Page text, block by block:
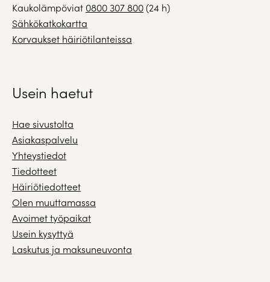
Kaukolämpöviat 0800 307 800(24 h)
Sähkökatkokartta
Korvaukset häiriötilanteissa
Usein haetut
Hae sivustolta
Asiakaspalvelu
Yhteystiedot
Tiedotteet
Häiriötiedotteet
Olen muuttamassa
Avoimet työpaikat
Usein kysyttyä
Laskutus ja maksuneuvonta